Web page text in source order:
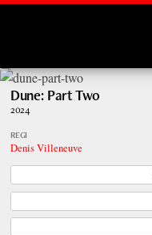
Dune: Part Two
2024
REGI
Denis Villeneuve